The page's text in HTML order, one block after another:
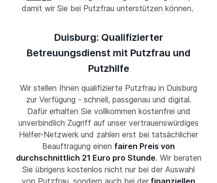
damit wir Sie bei Putzfrau unterstützen können.
Duisburg: Qualifizierter
Betreuungsdienst mit Putzfrau und
Putzhilfe
Wir stellen Ihnen qualifizierte Putzfrau in Duisburg
zur Verfügung - schnell, passgenau und digital.
Dafür erhalten Sie vollkommen kostenfrei und
unverbindlich Zugriff auf unser vertrauenswürdiges
Helfer-Netzwerk und zahlen erst bei tatsächlicher
Beauftragung einen fairen Preis von
durchschnittlich 21 Euro pro Stunde. Wir beraten
Sie übrigens kostenlos nicht nur bei der Auswahl